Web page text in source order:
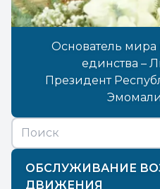
Основатель
единства –
Президент
ОБСЛУЖИВАНИЕ
ДВИЖЕНИЯ